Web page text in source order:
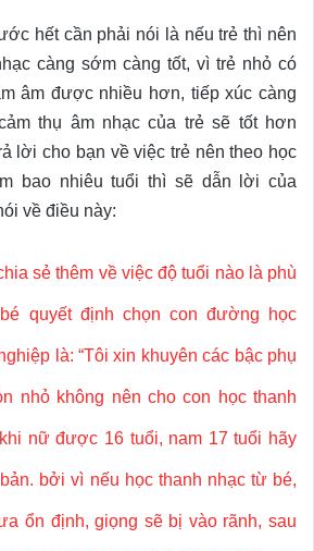
hết cần phải nói là nếu trẻ thì nên
càng sớm càng tốt, vì trẻ nhỏ có
âm được nhiều hơn, tiếp xúc càng
thụ âm nhạc của trẻ sẽ tốt hơn
lời cho bạn về việc trẻ nên theo học
bao nhiêu tuổi thì sẽ dẫn lời của
về điều này:
sẻ thêm về việc độ tuổi nào là phù
quyết định chọn con đường học
là: “Tôi xin khuyên các bậc phụ
nhỏ không nên cho con học thanh
nữ được 16 tuổi, nam 17 tuổi hãy
bởi vì nếu học thanh nhạc từ bé,
ổn định, giọng sẽ bị vào rãnh, sau